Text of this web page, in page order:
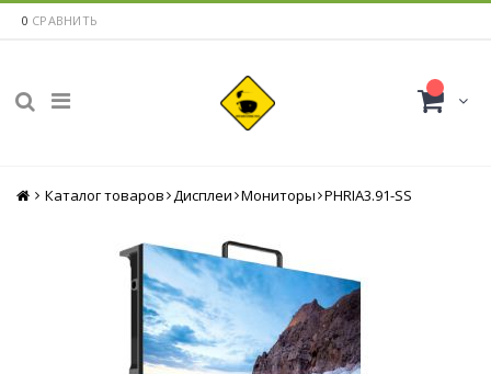
0 СРАВНИТЬ
Главная
Каталог товаров Дисплеи Мониторы PHRIA3.91-SS